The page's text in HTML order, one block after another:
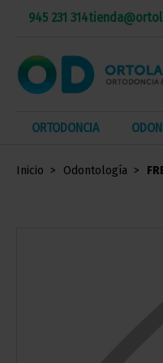
945 231 314
ORTODONCIA
Inicio Odontología